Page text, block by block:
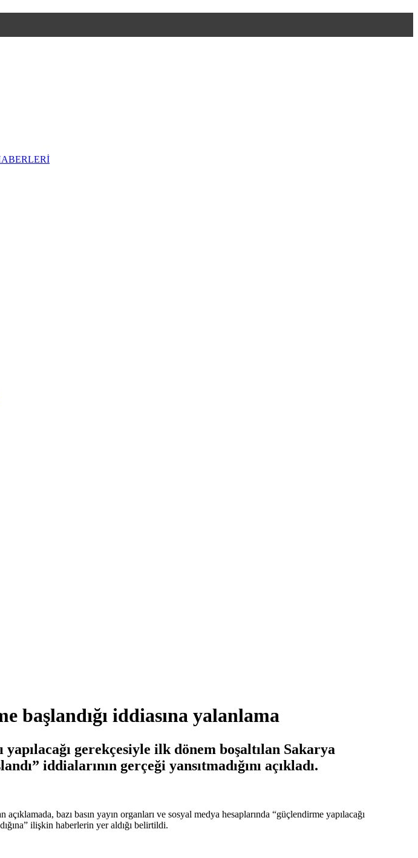
başlandığı iddiasına yalanlama
gerekçesiyle ilk dönem boşaltılan Sakarya
iddialarının gerçeği yansıtmadığını açıkladı.
bazı basın yayın organları ve sosyal medya hesaplarında “güçlendirme yapılacağı
ilişkin haberlerin yer aldığı belirtildi.